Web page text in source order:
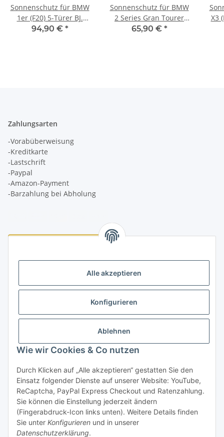
Alle akzeptieren
Konfigurieren
Ablehnen
Wie wir Cookies & Co nutzen
Durch Klicken auf „Alle akzeptieren“ gestatten Sie den
Einsatz folgender Dienste auf unserer Website: YouTube,
ReCaptcha, PayPal Express Checkout und Ratenzahlung.
Sie können die Einstellung jederzeit ändern
(Fingerabdruck-Icon links unten). Weitere Details finden
Sie unter Konfigurieren und in unserer
Datenschutzerklärung.
Sonnenschutz für BMW
1er (F20) 5-Türer BJ.
2011-2019, 6-teilig
94,90 € *
Sonnenschutz für BMW
2 Series Gran Tourer
(F46) BJ. 2014-2021
65,90 € *
X3
Zahlungsarten
-Vorabüberweisung
-Kreditkarte
-Lastschrift
-Paypal
-Amazon-Payment
-Barzahlung bei Abholung
Informationen
Rechtliches
Vertrag widerrufen